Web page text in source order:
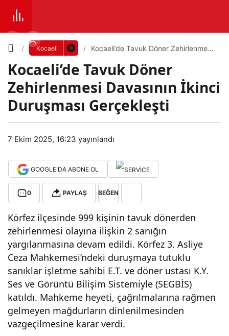
Kocaeli
Kocaeli’de Tavuk Döner Zehirlenmesi
Gerçekleşti
Kocaeli’de Tavuk Döner
Zehirlenmesi Davasının İkinci
Duruşması Gerçekleşti
7 Ekim 2025, 16:23 yayınlandı
GOOGLE'DA ABONE OL
0 PAYLAŞ BEĞEN
Körfez ilçesinde 999 kişinin tavuk dönerden
zehirlenmesi olayına ilişkin 2 sanığın
yargılanmasına devam edildi. Körfez 3. Asliye
Ceza Mahkemesi’ndeki duruşmaya tutuklu
sanıklar işletme sahibi E.T. ve döner ustası K.Y.
Ses ve Görüntü Bilişim Sistemiyle (SEGBİS)
katıldı. Mahkeme heyeti, çağrılmalarına rağmen
gelmeyen mağdurların dinlenilmesinden
vazgeçilmesine karar verdi.
Koc
aeli’
de
Tav
uk
Dön
er
Zehi
rlen
Yazı
Boyutunu
Ayarla
Varsayılana
dön
0 PAYLAŞ